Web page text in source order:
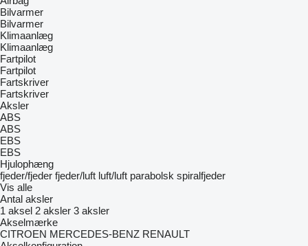
Bilvarmer
Bilvarmer
Klimaanlæg
Klimaanlæg
Fartpilot
Fartpilot
Fartskriver
Fartskriver
Aksler
ABS
ABS
EBS
EBS
Hjulophæng
fjeder/fjeder fjeder/luft luft/luft parabolsk spiralfjeder
Vis alle
Antal aksler
1 aksel 2 aksler 3 aksler
Akselmærke
CITROEN MERCEDES-BENZ RENAULT